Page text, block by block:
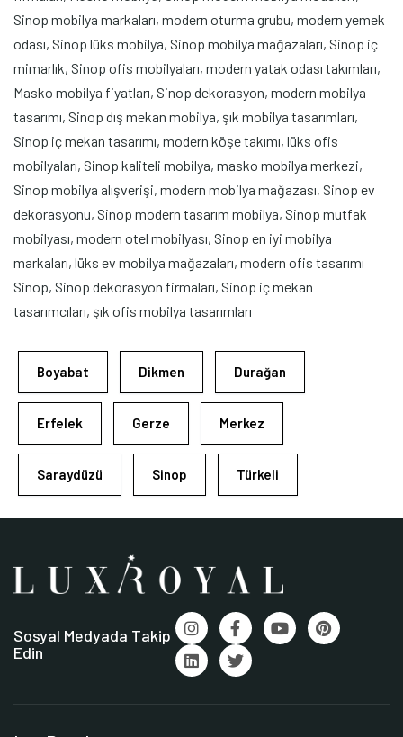
Sinop mobilya markaları, modern oturma grubu, modern yemek
odası, Sinop lüks mobilya, Sinop mobilya mağazaları, Sinop iç
mimarlık, Sinop ofis mobilyaları, modern yatak odası takımları,
Masko mobilya fiyatları, Sinop dekorasyon, modern mobilya
tasarımı, Sinop dış mekan mobilya, şık mobilya tasarımları,
Sinop iç mekan tasarımı, modern köşe takımı, lüks ofis
mobilyaları, Sinop kaliteli mobilya, masko mobilya merkezi,
Sinop mobilya alışverişi, modern mobilya mağazası, Sinop ev
dekorasyonu, Sinop modern tasarım mobilya, Sinop mutfak
mobilyası, modern otel mobilyası, Sinop en iyi mobilya
markaları, lüks ev mobilya mağazaları, modern ofis tasarımı
Sinop, Sinop dekorasyon firmaları, Sinop iç mekan
tasarımcıları, şık ofis mobilya tasarımları
Boyabat Dikmen Durağan
Erfelek Gerze Merkez
Saraydüzü Sinop Türkeli
Sosyal Medyada Takip
Edin